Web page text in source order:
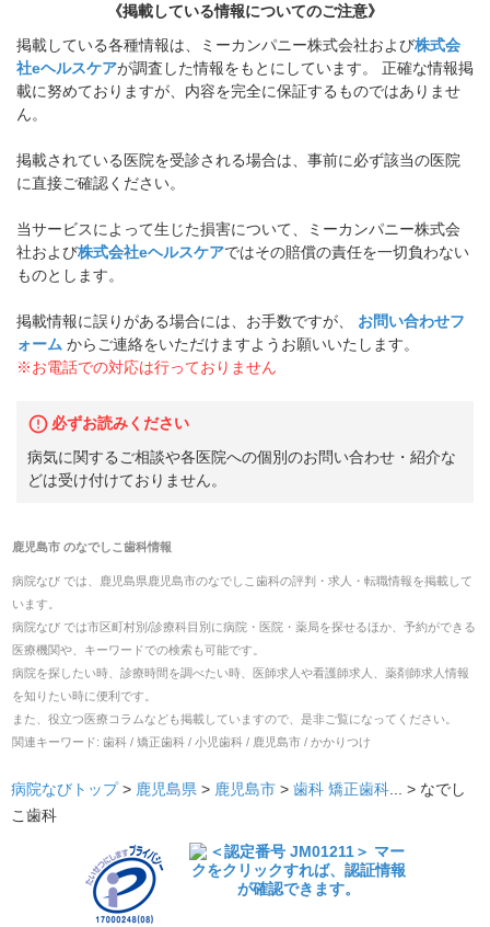
《掲載している情報についてのご注意》
掲載している各種情報は、ミーカンパニー株式会社および株式会
社eヘルスケアが調査した情報をもとにしています。 正確な情報掲
載に努めておりますが、内容を完全に保証するものではありませ
ん。
掲載されている医院を受診される場合は、事前に必ず該当の医院
に直接ご確認ください。
当サービスによって生じた損害について、ミーカンパニー株式会
社および株式会社eヘルスケアではその賠償の責任を一切負わない
ものとします。
掲載情報に誤りがある場合には、お手数ですが、
お問い合わせフ
ォーム からご連絡をいただけますようお願いいたします。
※お電話での対応は行っておりません
必ずお読みください
病気に関するご相談や各医院への個別のお問い合わせ・紹介な
どは受け付けておりません。
鹿児島市のなでしこ歯科情報
病院なび では、 鹿児島県鹿児島市のなでしこ歯科の評判・求人・転職情報を掲載して
います。
病院なび では市区町村別/診療科目別に病院・医院・薬局を探せるほか、予約ができる
医療機関や、キーワードでの検索も可能です。
病院を探したい時、診療時間を調べたい時、医師求人や看護師求人、薬剤師求人情報
を知りたい時に便利です。
また、役立つ医療コラムなども掲載していますので、是非ご覧になってください。
関連キーワード: 歯科 / 矯正歯科 / 小児歯科 / 鹿児島市 / かかりつけ
病院なびトップ > 鹿児島県 > 鹿児島市 > 歯科 矯正歯科... > なでし
こ歯科